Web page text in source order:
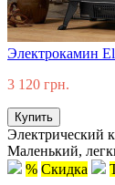
Электрокамин
3 120 грн.
Купить
Электрический
Маленький,
% Скидка